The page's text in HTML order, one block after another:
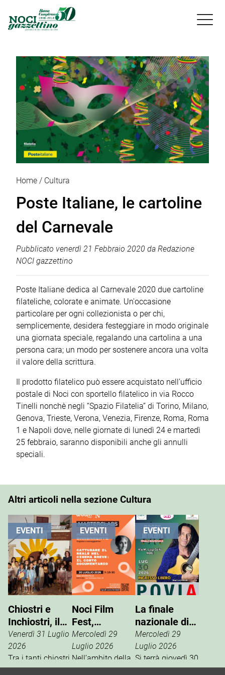

Home Cultura
Poste Italiane, le cartoline
del Carnevale
Pubblicato venerdì 21 Febbraio 2020 da Redazione
NOCI gazzettino
Poste Italiane dedica al Carnevale 2020 due cartoline
filateliche, colorate e animate. Un'occasione
particolare per ogni collezionista o per chi,
semplicemente, desidera festeggiare in modo originale
una giornata speciale, regalando una cartolina a una
persona cara; un modo per sostenere ancora una volta
il valore della scrittura.
Il prodotto filatelico può essere acquistato nell’ufficio
postale di Noci con sportello filatelico in via Rocco
Tinelli nonchè negli “Spazio Filatelia” di Torino, Milano,
Genova, Trieste, Verona, Venezia, Firenze, Roma, Roma
1 e Napoli dove, nelle giornate di lunedì 24 e martedì
25 febbraio, saranno disponibili anche gli annulli
speciali.
Altri articoli nella sezione Cultura
EVENTI
Chiostri e
Inchiostri, il
successo
della Gnostra
Kids
Venerdì 31 Luglio
2026
Tra i tanti chiostri,
palazzi e piazze
EVENTI
Noci Film
Fest,
masterclass
con
Mariangela
Mercoledì 29
Luglio 2026
Nell’ambito della
13ª edizione del
EVENTI
La finale
nazionale di
“Nasce un
Talento”
Mercoledì 29
Luglio 2026
Si terrà giovedì 30
luglio, in via M.